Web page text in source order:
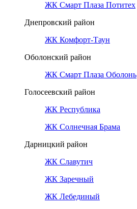
ЖК Смарт Плаза Потитех
Днепровский район
ЖК Комфорт-Таун
Оболонский район
ЖК Смарт Плаза Оболонь
Голосеевский район
ЖК Республика
ЖК Солнечная Брама
Дарницкий район
ЖК Славутич
ЖК Заречный
ЖК Лебединый